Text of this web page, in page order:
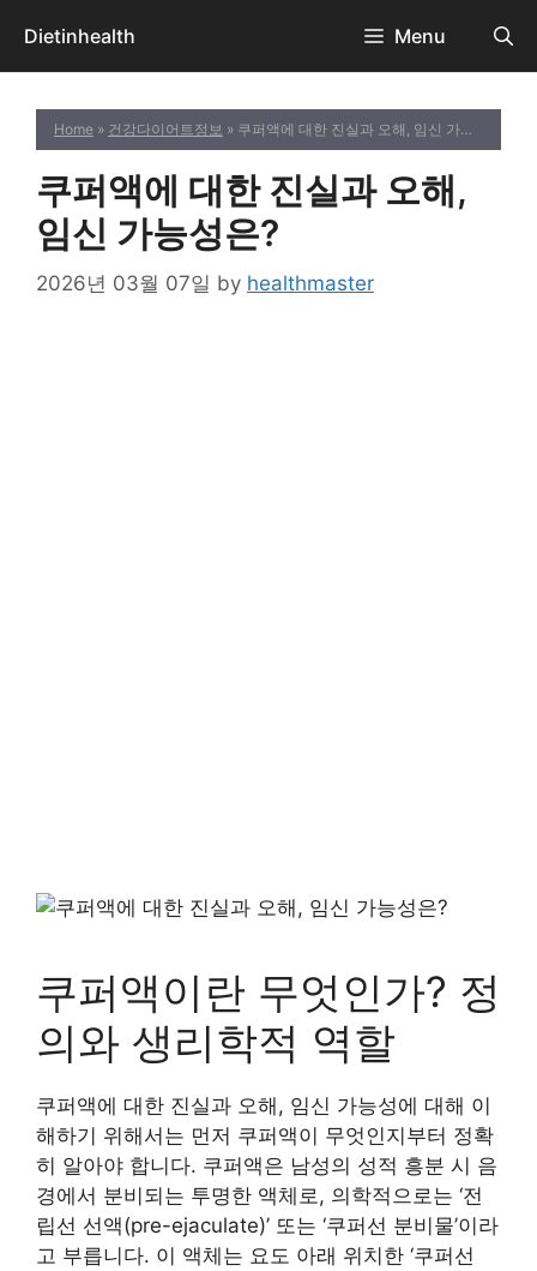
content
Dietinhealth Menu
Home » 건강다이어트정보 » 쿠퍼액에 대한 진실과 오해, 임신 가능성은?
쿠퍼액에 대한 진실과 오해,
임신 가능성은?
2026년 03월 07일 by healthmaster
쿠퍼액이란 무엇인가? 정
의와 생리학적 역할
쿠퍼액에 대한 진실과 오해, 임신 가능성에 대해 이
해하기 위해서는 먼저 쿠퍼액이 무엇인지부터 정확
히 알아야 합니다. 쿠퍼액은 남성의 성적 흥분 시 음
경에서 분비되는 투명한 액체로, 의학적으로는 ‘전
립선 선액(pre-ejaculate)’ 또는 ‘쿠퍼선 분비물’이라
고 부릅니다. 이 액체는 요도 아래 위치한 ‘쿠퍼선